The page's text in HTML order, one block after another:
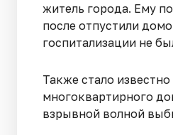
житель города. Ему
после отпустили
госпитализации не
Также стало
многоквартирного
взрывной волной